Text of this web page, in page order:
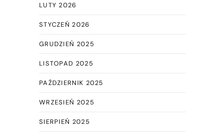
LUTY 2026
STYCZEŃ 2026
GRUDZIEŃ 2025
LISTOPAD 2025
PAŹDZIERNIK 2025
WRZESIEŃ 2025
SIERPIEŃ 2025